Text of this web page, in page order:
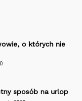
o których nie
sposób na urlop